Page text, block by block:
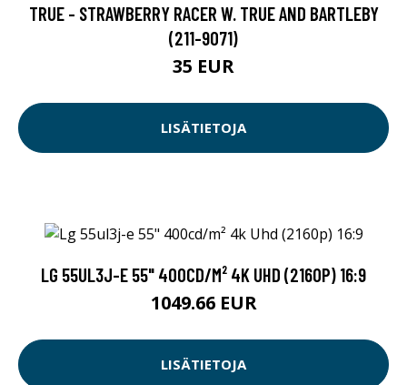
TRUE - STRAWBERRY RACER W. TRUE AND BARTLEBY
(211-9071)
35 EUR
LISÄTIETOJA
LG 55UL3J-E 55" 400CD/M² 4K UHD (2160P) 16:9
1049.66 EUR
LISÄTIETOJA